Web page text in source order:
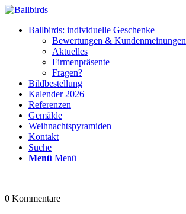
Ballbirds: individuelle Geschenke
Bewertungen & Kundenmeinungen
Aktuelles
Firmenpräsente
Fragen?
Bildbestellung
Kalender 2026
Referenzen
Gemälde
Weihnachtspyramiden
Kontakt
Suche
Menü Menü
0 Kommentare